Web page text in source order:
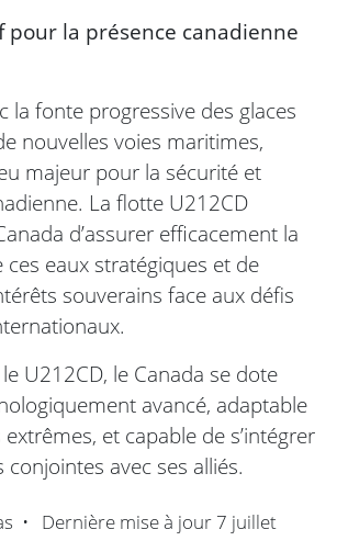
pour la présence canadienne
la fonte progressive des glaces
nouvelles voies maritimes,
majeur pour la sécurité et
La flotte U212CD
d’assurer efficacement la
ces eaux stratégiques et de
souverains face aux défis
U212CD, le Canada se dote
avancé, adaptable
et capable de s’intégrer
avec ses alliés.
• Dernière mise à jour 7 juillet